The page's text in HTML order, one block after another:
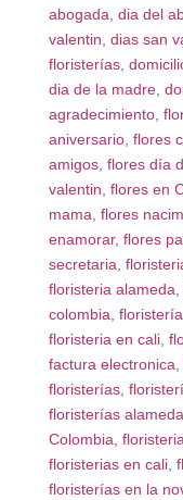
abogada, dia del
valentin, dias san
floristerías,
dia de la madre,
agradecimiento,
aniversario, flores
amigos, flores día
valentin, flores en
mama, flores
enamorar, flores
secretaria,
floristeria alameda,
colombia,
floristeria en cali,
factura electronica,
floristerías,
floristerías alameda
Colombia,
floristerias en cali,
floristerías en la